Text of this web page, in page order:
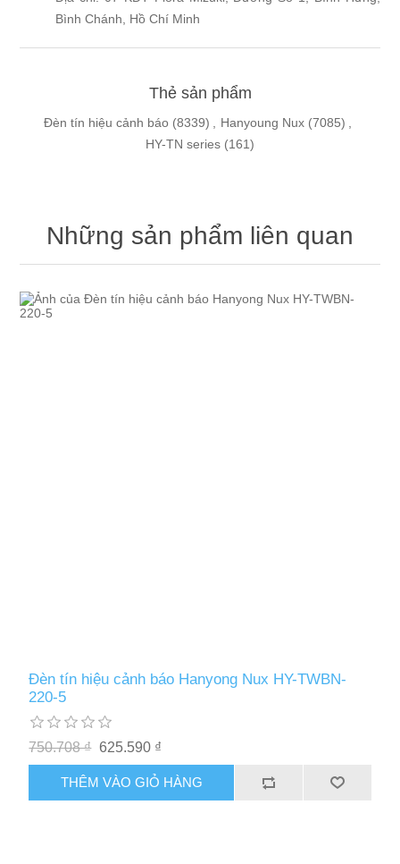
Bình Chánh, Hồ Chí Minh
Thẻ sản phẩm
Đèn tín hiệu cảnh báo (8339) , Hanyoung Nux (7085) ,
HY-TN series (161)
Những sản phẩm liên quan
Đèn tín hiệu cảnh báo Hanyong Nux HY-TWBN-
220-5
750.708 ₫ 625.590 ₫
THÊM VÀO GIỎ HÀNG